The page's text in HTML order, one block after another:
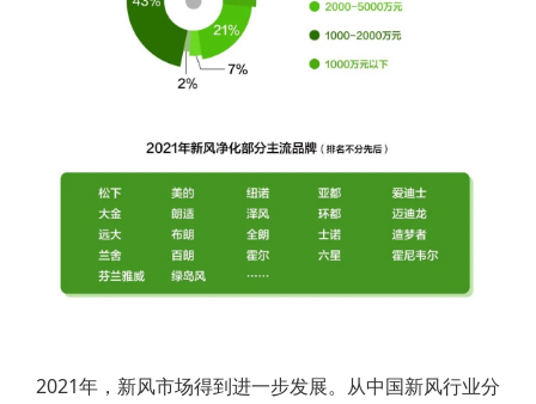
2021年，新风市场得到进一步发展。从中国新风行业分